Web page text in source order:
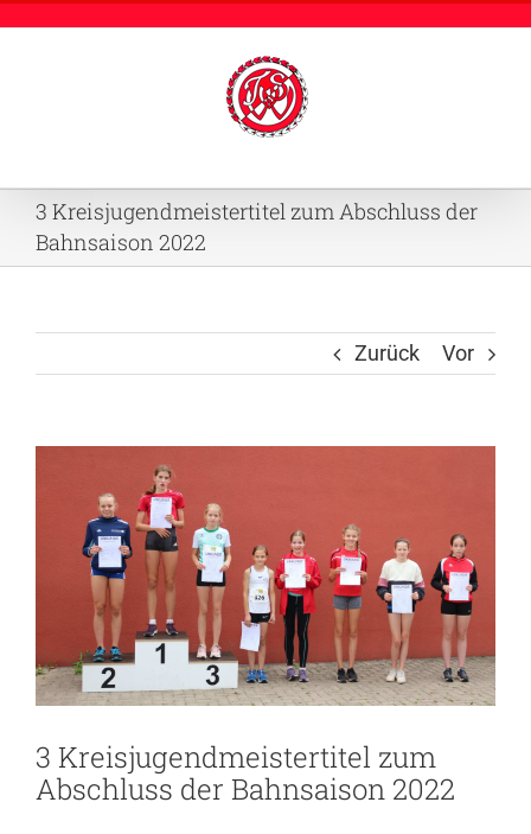
3 Kreisjugendmeistertitel zum Abschluss der
Bahnsaison 2022
Zurück Vor
grösseres
3 Kreisjugendmeistertitel zum
Abschluss der Bahnsaison 2022